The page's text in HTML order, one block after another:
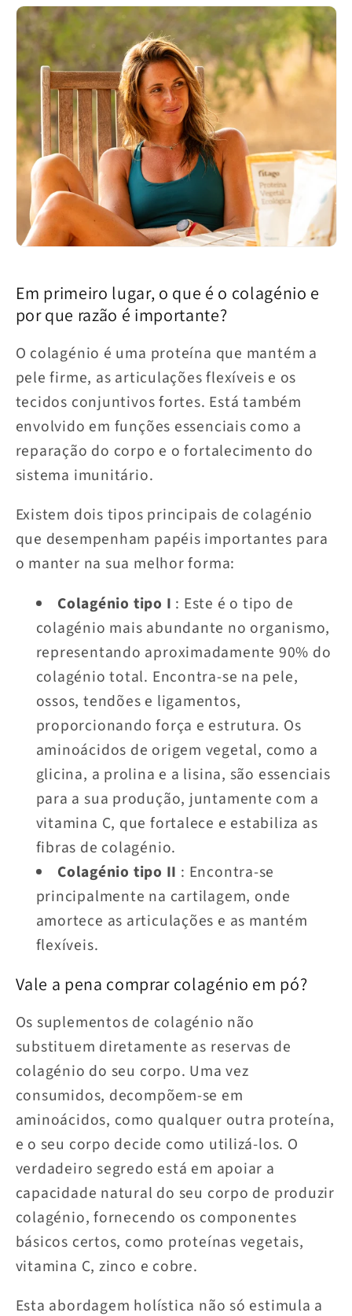
Em primeiro lugar, o que é o colagénio e
por que razão é importante?
O colagénio é uma proteína que mantém a
pele firme, as articulações flexíveis e os
tecidos conjuntivos fortes. Está também
envolvido em funções essenciais como a
reparação do corpo e o fortalecimento do
sistema imunitário.
Existem dois tipos principais de colagénio
que desempenham papéis importantes para
o manter na sua melhor forma:
Colagénio tipo I : Este é o tipo de
colagénio mais abundante no organismo,
representando aproximadamente 90% do
colagénio total. Encontra-se na pele,
ossos, tendões e ligamentos,
proporcionando força e estrutura. Os
aminoácidos de origem vegetal, como a
glicina, a prolina e a lisina, são essenciais
para a sua produção, juntamente com a
vitamina C, que fortalece e estabiliza as
fibras de colagénio.
Colagénio tipo II : Encontra-se
principalmente na cartilagem, onde
amortece as articulações e as mantém
flexíveis.
Vale a pena comprar colagénio em pó?
Os suplementos de colagénio não
substituem diretamente as reservas de
colagénio do seu corpo. Uma vez
consumidos, decompõem-se em
aminoácidos, como qualquer outra proteína,
e o seu corpo decide como utilizá-los. O
verdadeiro segredo está em apoiar a
capacidade natural do seu corpo de produzir
colagénio, fornecendo os componentes
básicos certos, como proteínas vegetais,
vitamina C, zinco e cobre.
Esta abordagem holística não só estimula a